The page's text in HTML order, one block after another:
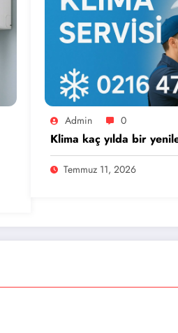
Admin 0
Klima kaç yılda bir
Temmuz 11, 2026